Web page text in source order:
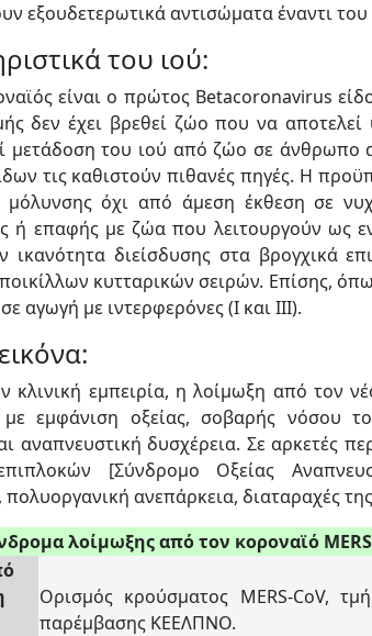
εξουδετερωτικά αντισώματα έναντι του
του ιού:
είναι ο πρώτος Betacoronavirus
δεν έχει βρεθεί ζώο που να
μετάδοση του ιού από ζώο σε άνθρωπο
τις καθιστούν πιθανές πηγές. Η
μόλυνσης όχι από άμεση έκθεση σε
ή επαφής με ζώα που λειτουργούν ως
ικανότητα διείσδυσης στα βρογχικά
κυτταρικών σειρών. Επίσης,
αγωγή με ιντερφερόνες (I και III).
κλινική εμπειρία, η λοίμωξη από τον
με εμφάνιση οξείας, σοβαρής νόσου
αναπνευστική δυσχέρεια. Σε αρκετές
[Σύνδρομο Οξείας
ανεπάρκεια, διαταραχές
λοίμωξης από τον κοροναϊό MERS
Ορισμός κρούσματος MERS-CoV,
παρέμβασης ΚΕΕΛΠΝΟ.